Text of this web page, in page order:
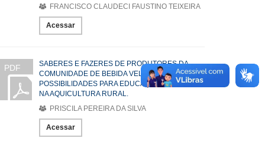
FRANCISCO CLAUDECI FAUSTINO TEIXEIRA
Acessar
PDF
SABERES E FAZERES DE PRODUTORES DA
COMUNIDADE DE BEBIDA VELHA, PUREZA/RN:
POSSIBILIDADES PARA EDUCAÇÃO DO CAMPO
NA AQUICULTURA RURAL.
PRISCILA PEREIRA DA SILVA
Acessar